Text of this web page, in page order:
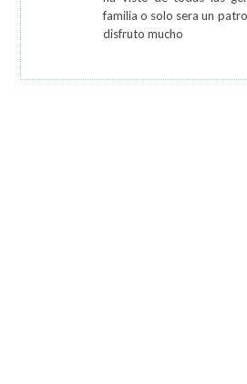
familia o solo sera un
disfruto mucho